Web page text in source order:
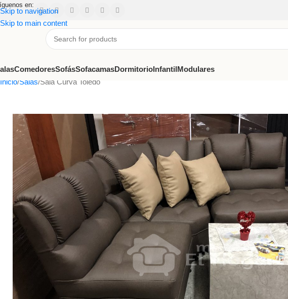
Skip to navigation
Skip to main content
en:
ComedoresSofásSofacamasDormitorioInfantilModulares
Inicio Salas Sala Curva Toledo